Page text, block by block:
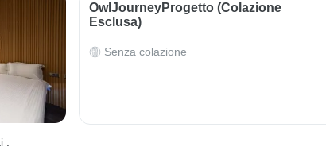
:
OwlJourneyProgetto (colazione
Esclusa)
Senza colazione